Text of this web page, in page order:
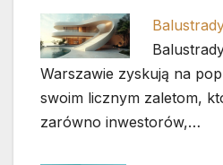
Warszawie zyskują na
swoim licznym zaletom,
zarówno inwestorów,…